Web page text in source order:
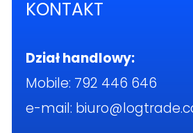
KONTAKT
Dział handlowy:
Mobile: 792 446 646
e-mail: